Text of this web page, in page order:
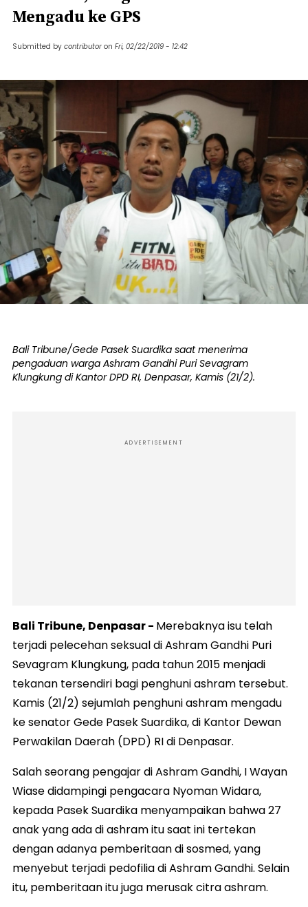
Mengadu ke GPS
Submitted by contributor on Fri, 02/22/2019 - 12:42
Bali Tribune/Gede Pasek Suardika saat menerima
pengaduan warga Ashram Gandhi Puri Sevagram
Klungkung di Kantor DPD RI, Denpasar, Kamis (21/2).
ADVERTISEMENT
Bali Tribune, Denpasar - Merebaknya isu telah
terjadi pelecehan seksual di Ashram Gandhi Puri
Sevagram Klungkung, pada tahun 2015 menjadi
tekanan tersendiri bagi penghuni ashram tersebut.
Kamis (21/2) sejumlah penghuni ashram mengadu
ke senator Gede Pasek Suardika, di Kantor Dewan
Perwakilan Daerah (DPD) RI di Denpasar.
Salah seorang pengajar di Ashram Gandhi, I Wayan
Wiase didampingi pengacara Nyoman Widara,
kepada Pasek Suardika menyampaikan bahwa 27
anak yang ada di ashram itu saat ini tertekan
dengan adanya pemberitaan di sosmed, yang
menyebut terjadi pedofilia di Ashram Gandhi. Selain
itu, pemberitaan itu juga merusak citra ashram.